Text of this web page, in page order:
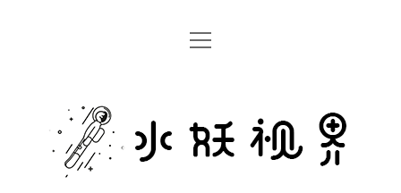
首页
关于
open
妖
视